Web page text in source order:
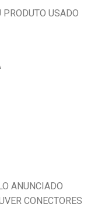
USADO
ANUNCIADO
CONECTORES